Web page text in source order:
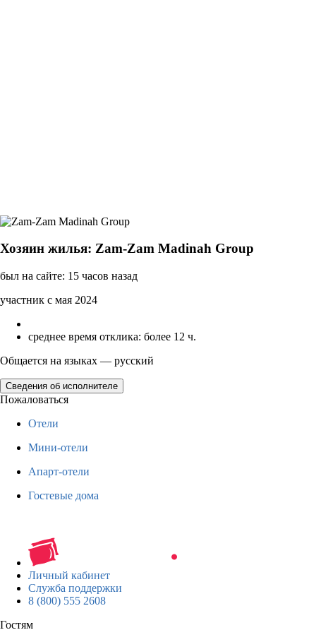
Хозяин жилья: Zam-Zam Madinah Group
был на сайте: 15 часов назад
участник с мая 2024
среднее время отклика: более 12 ч.
Общается на языках — русский
Сведения об исполнителе
Пожаловаться
Отели
Мини-отели
Апарт-отели
Гостевые дома
Личный кабинет
Служба поддержки
8 (800) 555 2608
Гостям